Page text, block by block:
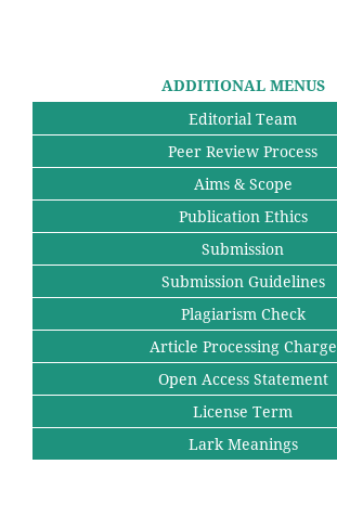
ADDITIONAL MENUS
Editorial Team
Peer Review Process
Aims & Scope
Publication Ethics
Submission
Submission Guidelines
Plagiarism Check
Article Processing Charge
Open Access Statement
License Term
Lark Meanings